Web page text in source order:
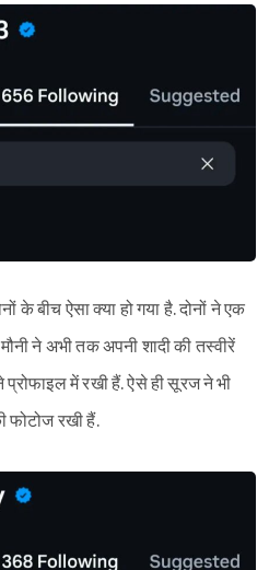
Sign in
के बीच ऐसा क्या हो गया है. दोनों ने एक
ने अभी तक अपनी शादी की तस्वीरें
में रखी हैं. ऐसे ही सूरज ने भी
फोटोज रखी हैं.